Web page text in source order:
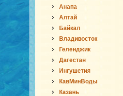
Анапа
Алтай
Байкал
Владивосток
Геленджик
Дагестан
Ингушетия
КавМинВоды
Казань